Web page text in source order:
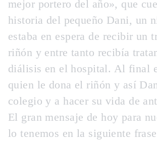
mejor portero del año», que
historia del pequeño Dani, un
estaba en espera de recibir un
riñón y entre tanto recibía
diálisis en el hospital. Al final
quien le dona el riñón y así
colegio y a hacer su vida de
El gran mensaje de hoy para
lo tenemos en la siguiente